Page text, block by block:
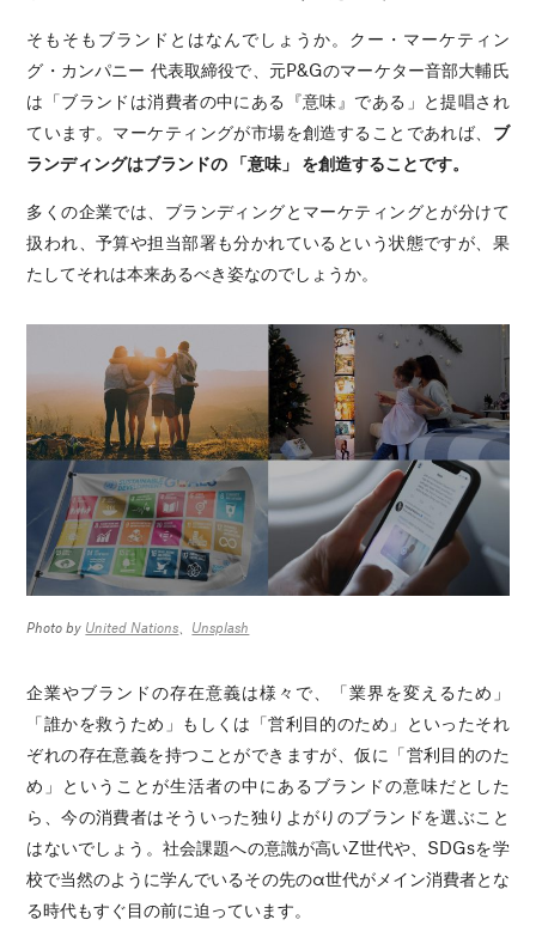
そもそもブランドとはなんでしょうか。クー・マーケティン
グ・カンパニー 代表取締役で、元P&Gのマーケター音部大輔氏
は「ブランドは消費者の中にある『意味』である」と提唱され
ています。マーケティングが市場を創造することであれば、 ブ
ランディングはブランドの 「意味」 を創造することです。
多くの企業では、ブランディングとマーケティングとが分けて
扱われ、予算や担当部署も分かれているという状態ですが、果
たしてそれは本来あるべき姿なのでしょうか。
Photo by United Nations Unsplash
企業やブランドの存在意義は様々で、「業界を変えるため」
「誰かを救うため」もしくは「営利目的のため」といったそれ
ぞれの存在意義を持つことができますが、仮に「営利目的のた
め」ということが生活者の中にあるブランドの意味だとした
ら、今の消費者はそういった独りよがりのブランドを選ぶこと
はないでしょう。社会課題への意識が高いZ世代や、SDGsを学
校で当然のように学んでいるその先のα世代がメイン消費者とな
る時代もすぐ目の前に迫っています。